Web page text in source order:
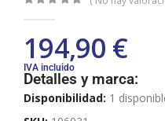
194,90 €
IVA incluido
Detalles y marca:
Disponibilidad: 1